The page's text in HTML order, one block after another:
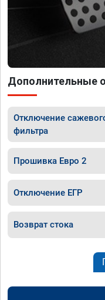
Дополнительные
Отключение
фильтра
Прошивка Евро 2
Отключение ЕГР
Возврат стока